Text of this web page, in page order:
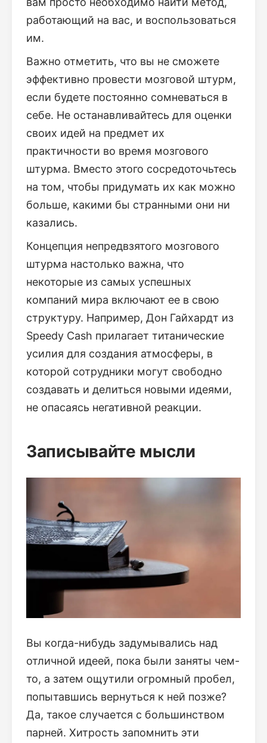
работающий на вас, и воспользоваться
им.
Важно отметить, что вы не сможете
эффективно провести мозговой штурм,
если будете постоянно сомневаться в
себе. Не останавливайтесь для оценки
своих идей на предмет их
практичности во время мозгового
штурма. Вместо этого сосредоточьтесь
на том, чтобы придумать их как можно
больше, какими бы странными они ни
казались.
Концепция непредвзятого мозгового
штурма настолько важна, что
некоторые из самых успешных
компаний мира включают ее в свою
структуру. Например, Дон Гайхардт из
Speedy Cash прилагает титанические
усилия для создания атмосферы, в
которой сотрудники могут свободно
создавать и делиться новыми идеями,
не опасаясь негативной реакции.
Записывайте мысли
Вы когда-нибудь задумывались над
отличной идеей, пока были заняты чем-
то, а затем ощутили огромный пробел,
попытавшись вернуться к ней позже?
Да, такое случается с большинством
парней. Хитрость запомнить эти